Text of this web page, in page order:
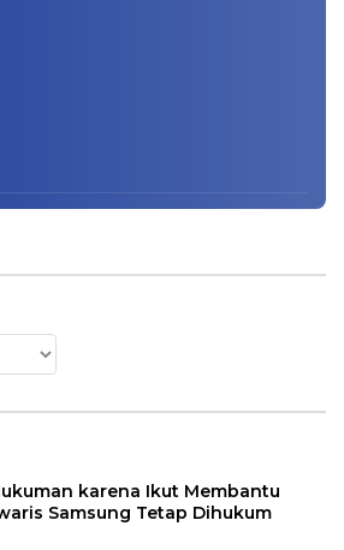
karena Ikut Membantu
Samsung Tetap Dihukum